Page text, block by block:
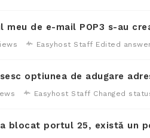
meu de e-mail POP3 s-au
Easyhost Staff Edited
optiunea de adugare
Easyhost Staff Changed
a blocat portul 25, există un